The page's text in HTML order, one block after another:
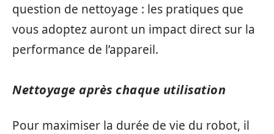
question de nettoyage : les pratiques que
vous adoptez auront un impact direct sur la
performance de l’appareil.
Nettoyage après chaque utilisation
Pour maximiser la durée de vie du robot, il